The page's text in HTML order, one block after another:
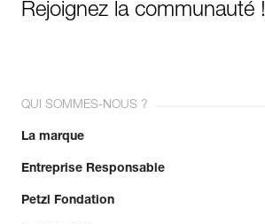
Rejoignez la communauté !
QUI SOMMES-NOUS ?
La marque
Entreprise Responsable
Petzl Fondation